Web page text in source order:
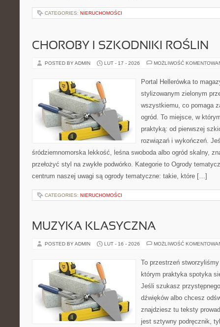
CATEGORIES: NIERUCHOMOŚCI
CHOROBY I SZKODNIKI ROŚLIN
POSTED BY ADMIN LUT - 17 - 2026 MOŻLIWOŚĆ
Portal Hellerówka to
stylizowanym zielonym
wszystkiemu, co pomaga
ogród. To miejsce, w
praktyką: od pierwszej
rozwiązań i wykończeń.
śródziemnomorska lekkość, leśna swoboda albo ogród skalny,
przełożyć styl na zwykłe podwórko. Kategorie to Ogrody
centrum naszej uwagi są ogrody tematyczne: takie, które […]
CATEGORIES: NIERUCHOMOŚCI
MUZYKA KLASYCZNA
POSTED BY ADMIN LUT - 16 - 2026 MOŻLIWOŚĆ
To przestrzeń
którym praktyka spotyka
Jeśli szukasz
dźwięków albo chcesz
znajdziesz tu teksty
jest sztywny podręcznik,